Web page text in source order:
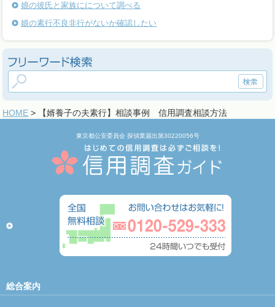
娘の彼氏と家族にについて調べる
娘の素行不良非行がないか確認したい
HOME > 【婿養子の夫素行】相談事例 信用調査相談方法
東京都公安委員会 探偵業届出第30220056号
総合案内